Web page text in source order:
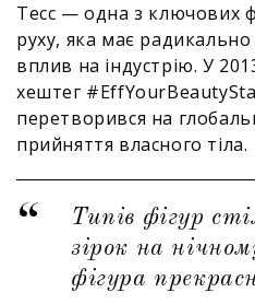
Тесс — одна з ключових
руху, яка має
вплив на індустрію. У
хештег
перетворився на
прийняття власного тіла.
Типів фігур
зірок на
фігура